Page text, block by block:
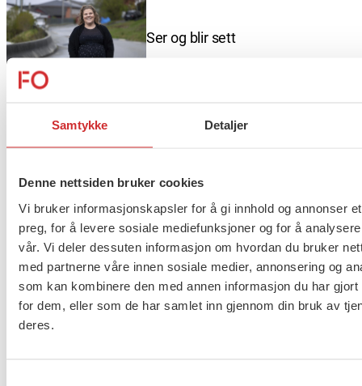
Samtykke Detaljer
Denne nettsiden bruker cookies
Vi bruker informasjonskapsler for å gi innhold og annonser
preg, for å levere sosiale mediefunksjoner og for å
vår. Vi deler dessuten informasjon om hvordan du bruker
med partnerne våre innen sosiale medier, annonsering og
som kan kombinere den med annen informasjon du har gjort
for dem, eller som de har samlet inn gjennom din bruk av
deres.
Ser og blir sett
Med blikket på målet
– Folk blir som oftest gira